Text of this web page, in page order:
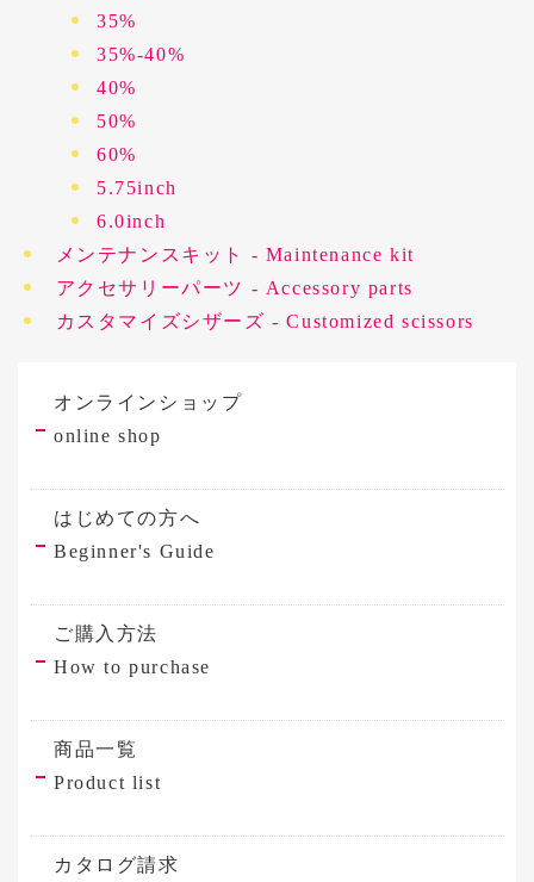
35%
35%-40%
40%
50%
60%
5.75inch
6.0inch
メンテナンスキット - Maintenance kit
アクセサリーパーツ - Accessory parts
カスタマイズシザーズ - Customized scissors
オンラインショップ
online shop
はじめての方へ
Beginner's Guide
ご購入方法
How to purchase
商品一覧
Product list
カタログ請求